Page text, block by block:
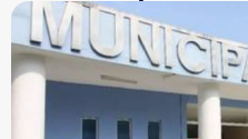
ao combate de práticas
interesses da companhia.
cenário expõe os diretores a
tornando necessária a
A contratação ocorre em